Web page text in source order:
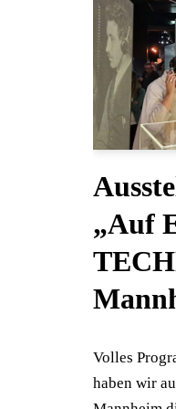
„Auf
Volles
haben wir